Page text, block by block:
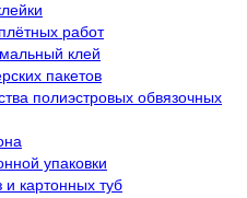
работ
клей
пакетов
полиэстровых обвязочных
упаковки
и картонных туб